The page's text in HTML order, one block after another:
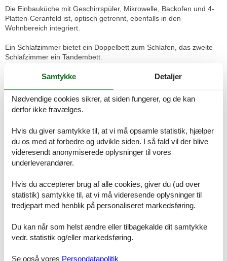
Die Einbauküche mit Geschirrspüler, Mikrowelle, Backofen und 4-
Platten-Ceranfeld ist, optisch getrennt, ebenfalls in den
Wohnbereich integriert.
Ein Schlafzimmer bietet ein Doppelbett zum Schlafen, das zweite
Schlafzimmer ein Tandembett.
In einem Schlafzimmer befindet sich ein Tresor.
In der Wohnung befindet sich ein Kinderhochstuhl.
Haustiere dürfen nicht mitgebracht werden. Fahrräder können in
einem separaten, abschließbaren Raum untergestellt werden.
Strandkorb der Wohnungseigentümer kostenfrei mitnutzen. Der
Strandkorb ist nicht Teil des Mietvertrages.
Vor dem Appartement steht Ihnen der Stellplatz Nr. 17 zur
Bitte beachten Sie, dass es in der Hauptsaison erforderlich ist
Mindestzeitraum von 7, 10 oder 14 Übernachtungen frei zu lassen.
Samtykke Detaljer
Nødvendige cookies sikrer, at siden fungerer, og de kan
derfor ikke fravælges.
Hvis du giver samtykke til, at vi må opsamle statistik, hjælper
du os med at forbedre og udvikle siden. I så fald vil der blive
videresendt anonymiserede oplysninger til vores
underleverandører.
Hvis du accepterer brug af alle cookies, giver du (ud over
statistik) samtykke til, at vi må videresende oplysninger til
tredjepart med henblik på personaliseret markedsføring.
Du kan når som helst ændre eller tilbagekalde dit samtykke
vedr. statistik og/eller markedsføring.
Se også vores Persondatapolitik